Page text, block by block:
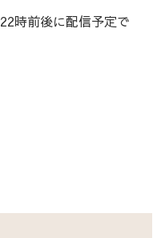
時前後に配信予定で